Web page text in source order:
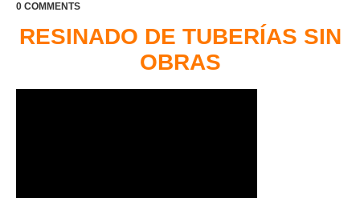
0 COMMENTS
RESINADO DE TUBERÍAS SIN
OBRAS